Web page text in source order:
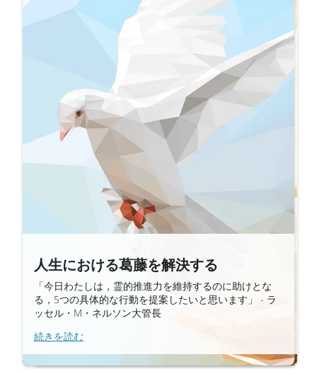
人生における葛藤を解決する
「今日わたしは，霊的推進力を維持するのに助けとな
る，5つの具体的な行動を提案したいと思います」 - ラ
ッセル・M・ネルソン大管長
続きを読む
世に打ち勝ち、平安を得る
って，この世の厳しさや不確かさ，苦痛から逃れて 休
みを見いだすということです。」 - ラッセル・M・ネ
ルソン大管長
続きを読む